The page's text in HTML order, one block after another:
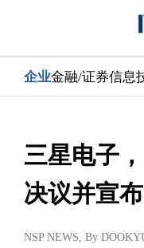
企业金融/证券信息
三星电子，
决议并宣
NSP NEWS, By